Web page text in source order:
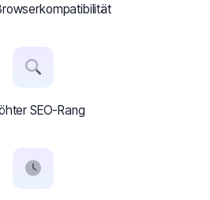
SEO-Rang